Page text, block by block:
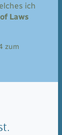
ich
Laws
zum